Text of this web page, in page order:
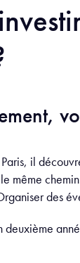
il
même
des
deuxième